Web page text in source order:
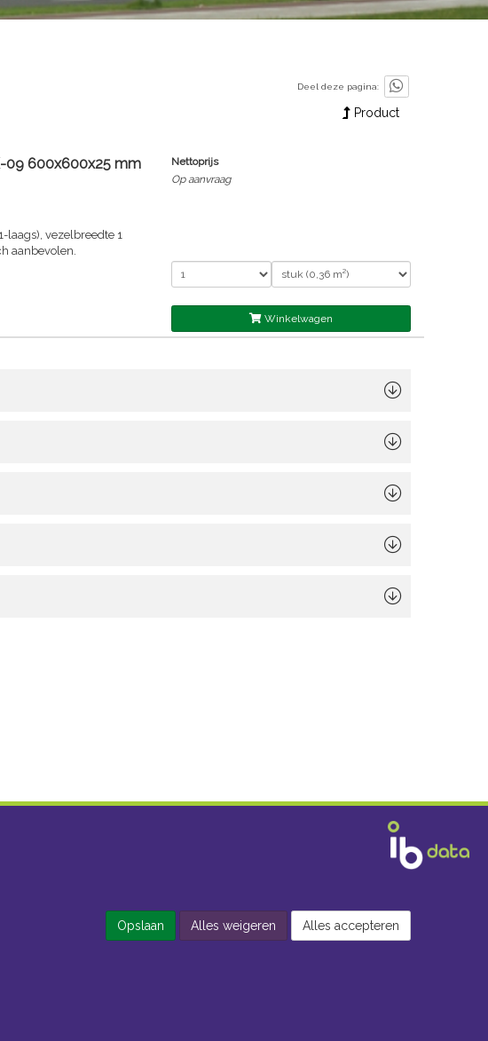
Deel deze pagina:
Product
09 600x600x25 mm
laags), vezelbreedte 1
aanbevolen.
Nettoprijs
Op aanvraag
Winkelwagen
Opslaan Alles weigeren Alles accepteren